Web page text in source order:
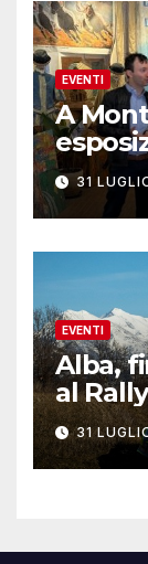
EVENTI
A
31
EVENTI
Alba,
al
31